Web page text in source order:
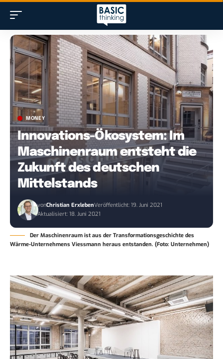
MONEY
Innovations-Ökosystem: Im
Maschinenraum entsteht die
Zukunft des deutschen
Mittelstands
vonChristian ErxlebenVeröffentlicht: 19. Juni 2021
Aktualisiert: 18. Juni 2021
Der Maschinenraum ist aus der Transformationsgeschichte des
Wärme-Unternehmens Viessmann heraus entstanden. (Foto: Unternehmen)